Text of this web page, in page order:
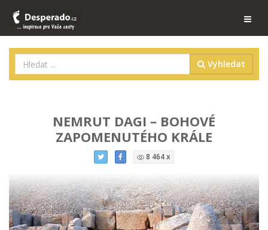
Vyhledat
NEMRUT DAGI – BOHOVÉ
ZAPOMENUTÉHO KRÁLE
8 464 x